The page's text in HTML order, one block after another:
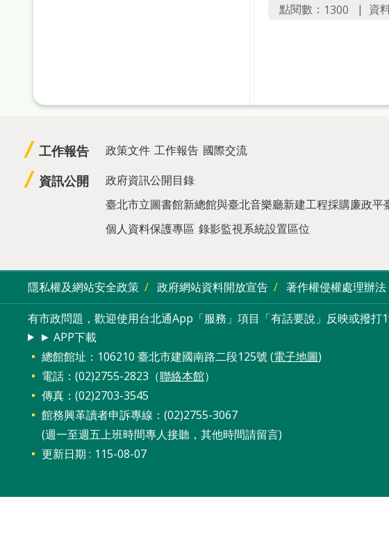
點閱數： 1300 資
工作報告 政策文件 工作報告 國際交流
資訊公開
政府資訊公開目錄
臺北市立圖書館新總館與臺北音樂廳新建工程採購廉政平
個人資料保護專區 錄影監視系統設置區位
隱私權及網站安全政策 政府網站資料開放宣告 著作權侵權處理辦法
有市政問題，歡迎使用台北通App「服務」項目「有話要說」反映或撥打
► APP下載
總館館址：106210 臺北市建國南路二段125號 (電子地圖)
電話：(02)2755-2823（聯絡本館）
傳真：(02)2703-3545
館務興革讀者申訴專線：(02)2755-3067
(週一至週五上班時間專人接聽，其他時間請留言)
更新日期
115-08-07